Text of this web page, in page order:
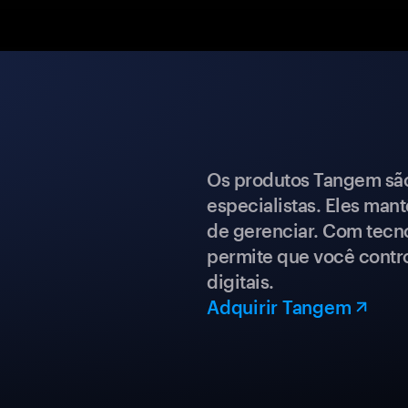
Os produtos Tangem
especialistas. Eles
de gerenciar. Com
permite que você
digitais.
Adquirir Tangem